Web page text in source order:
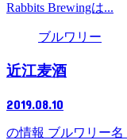
Rabbits Brewingは...
ブルワリー
近江麦酒
2019.08.10
の情報 ブルワリー